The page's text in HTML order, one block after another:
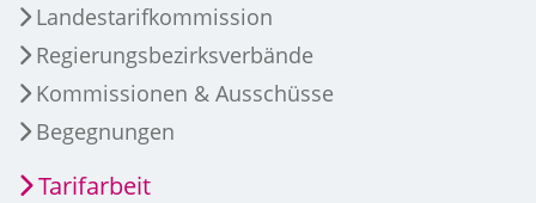
Landestarifkommission
Regierungsbezirksverbände
Kommissionen & Ausschüsse
Begegnungen
Tarifarbeit